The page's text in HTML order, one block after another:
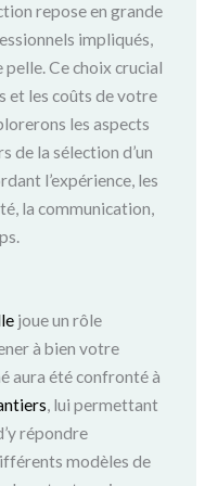
repose en grande
impliqués,
Ce choix crucial
et les coûts de votre
les aspects
de la sélection d’un
l’expérience, les
la communication,
joue un rôle
à bien votre
aura été confronté à
, lui permettant
répondre
modèles de